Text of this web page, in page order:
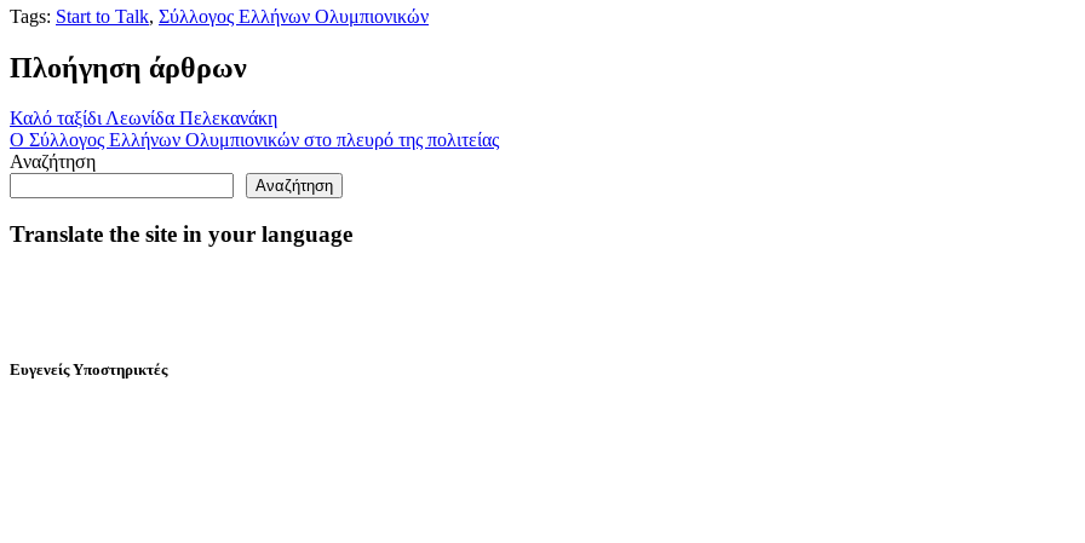
Tags: Start to Talk, Σύλλογος Ελλήνων Ολυμπιονικών
Πλοήγηση άρθρων
Καλό ταξίδι Λεωνίδα Πελεκανάκη
Ο Σύλλογος Ελλήνων Ολυμπιονικών στο πλευρό της πολιτείας
Αναζήτηση
Αναζήτηση
Translate the site in your language
Ευγενείς Υποστηρικτές